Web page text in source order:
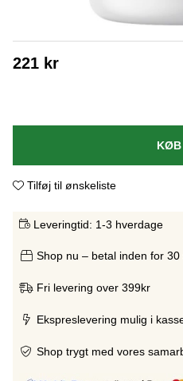
221 kr
KØB
Tilføj til ønskeliste
Leveringtid: 1-3 hverdage
Shop nu – betal inden for
Fri levering over 399kr
Ekspreslevering mulig i
Shop trygt med vores